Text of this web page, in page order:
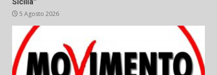
5 Agosto 2026